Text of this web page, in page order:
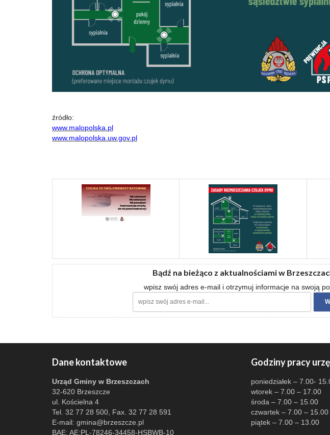
źródło:
www.malopolska.pl
www.malopolska.uw.gov.pl
Bądź na bieżąco z aktualnościami w
wpisz swój adres e-mail i otrzymuj informacje na swoją
Dane kontaktowe
Urząd Gminy w Brzeszczach
32-620 Brzeszcze
ul. Kościelna 4
Tel. 32 77 28 500, Fax. 32 77 28 591
E-mail: gmina@brzeszcze.pl
BAE: AE:PL-78246-34458-HSBWB-10
Godziny pracy
poniedziałek – 7.00-
wtorek – 7.00 – 17.00
środa – 7.00 – 15.00
czwartek – 7.00 – 15.00
piątek – 7.00 – 13.00